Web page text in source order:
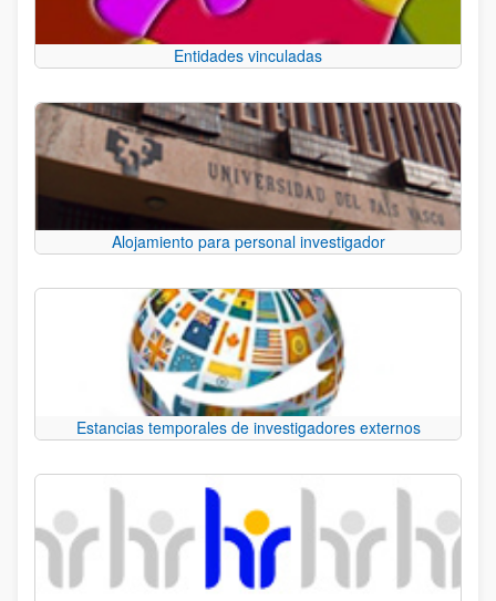
Entidades vinculadas
Alojamiento para personal investigador
Estancias temporales de investigadores externos